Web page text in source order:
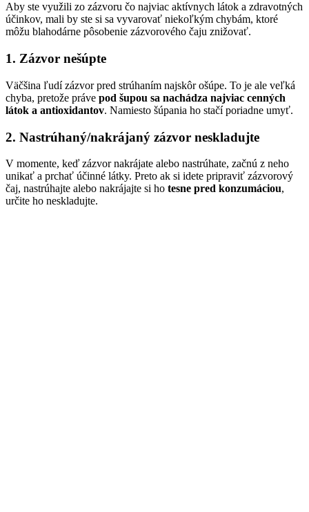
Aby ste využili zo zázvoru čo najviac aktívnych látok a zdravotných
účinkov, mali by ste si sa vyvarovať niekoľkým chybám, ktoré
môžu blahodárne pôsobenie zázvorového čaju znižovať.
1. Zázvor nešúpte
Väčšina ľudí zázvor pred strúhaním najskôr ošúpe. To je ale veľká
chyba, pretože práve pod šupou sa nachádza najviac cenných
látok a antioxidantov. Namiesto šúpania ho stačí poriadne umyť.
2. Nastrúhaný/nakrájaný zázvor neskladujte
V momente, keď zázvor nakrájate alebo nastrúhate, začnú z neho
unikať a prchať účinné látky. Preto ak si idete pripraviť zázvorový
čaj, nastrúhajte alebo nakrájajte si ho tesne pred konzumáciou,
určite ho neskladujte.